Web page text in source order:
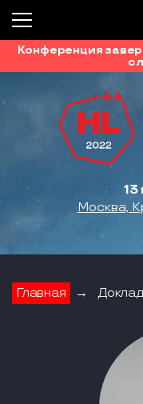
Конференция
13
Москва,
Главная →